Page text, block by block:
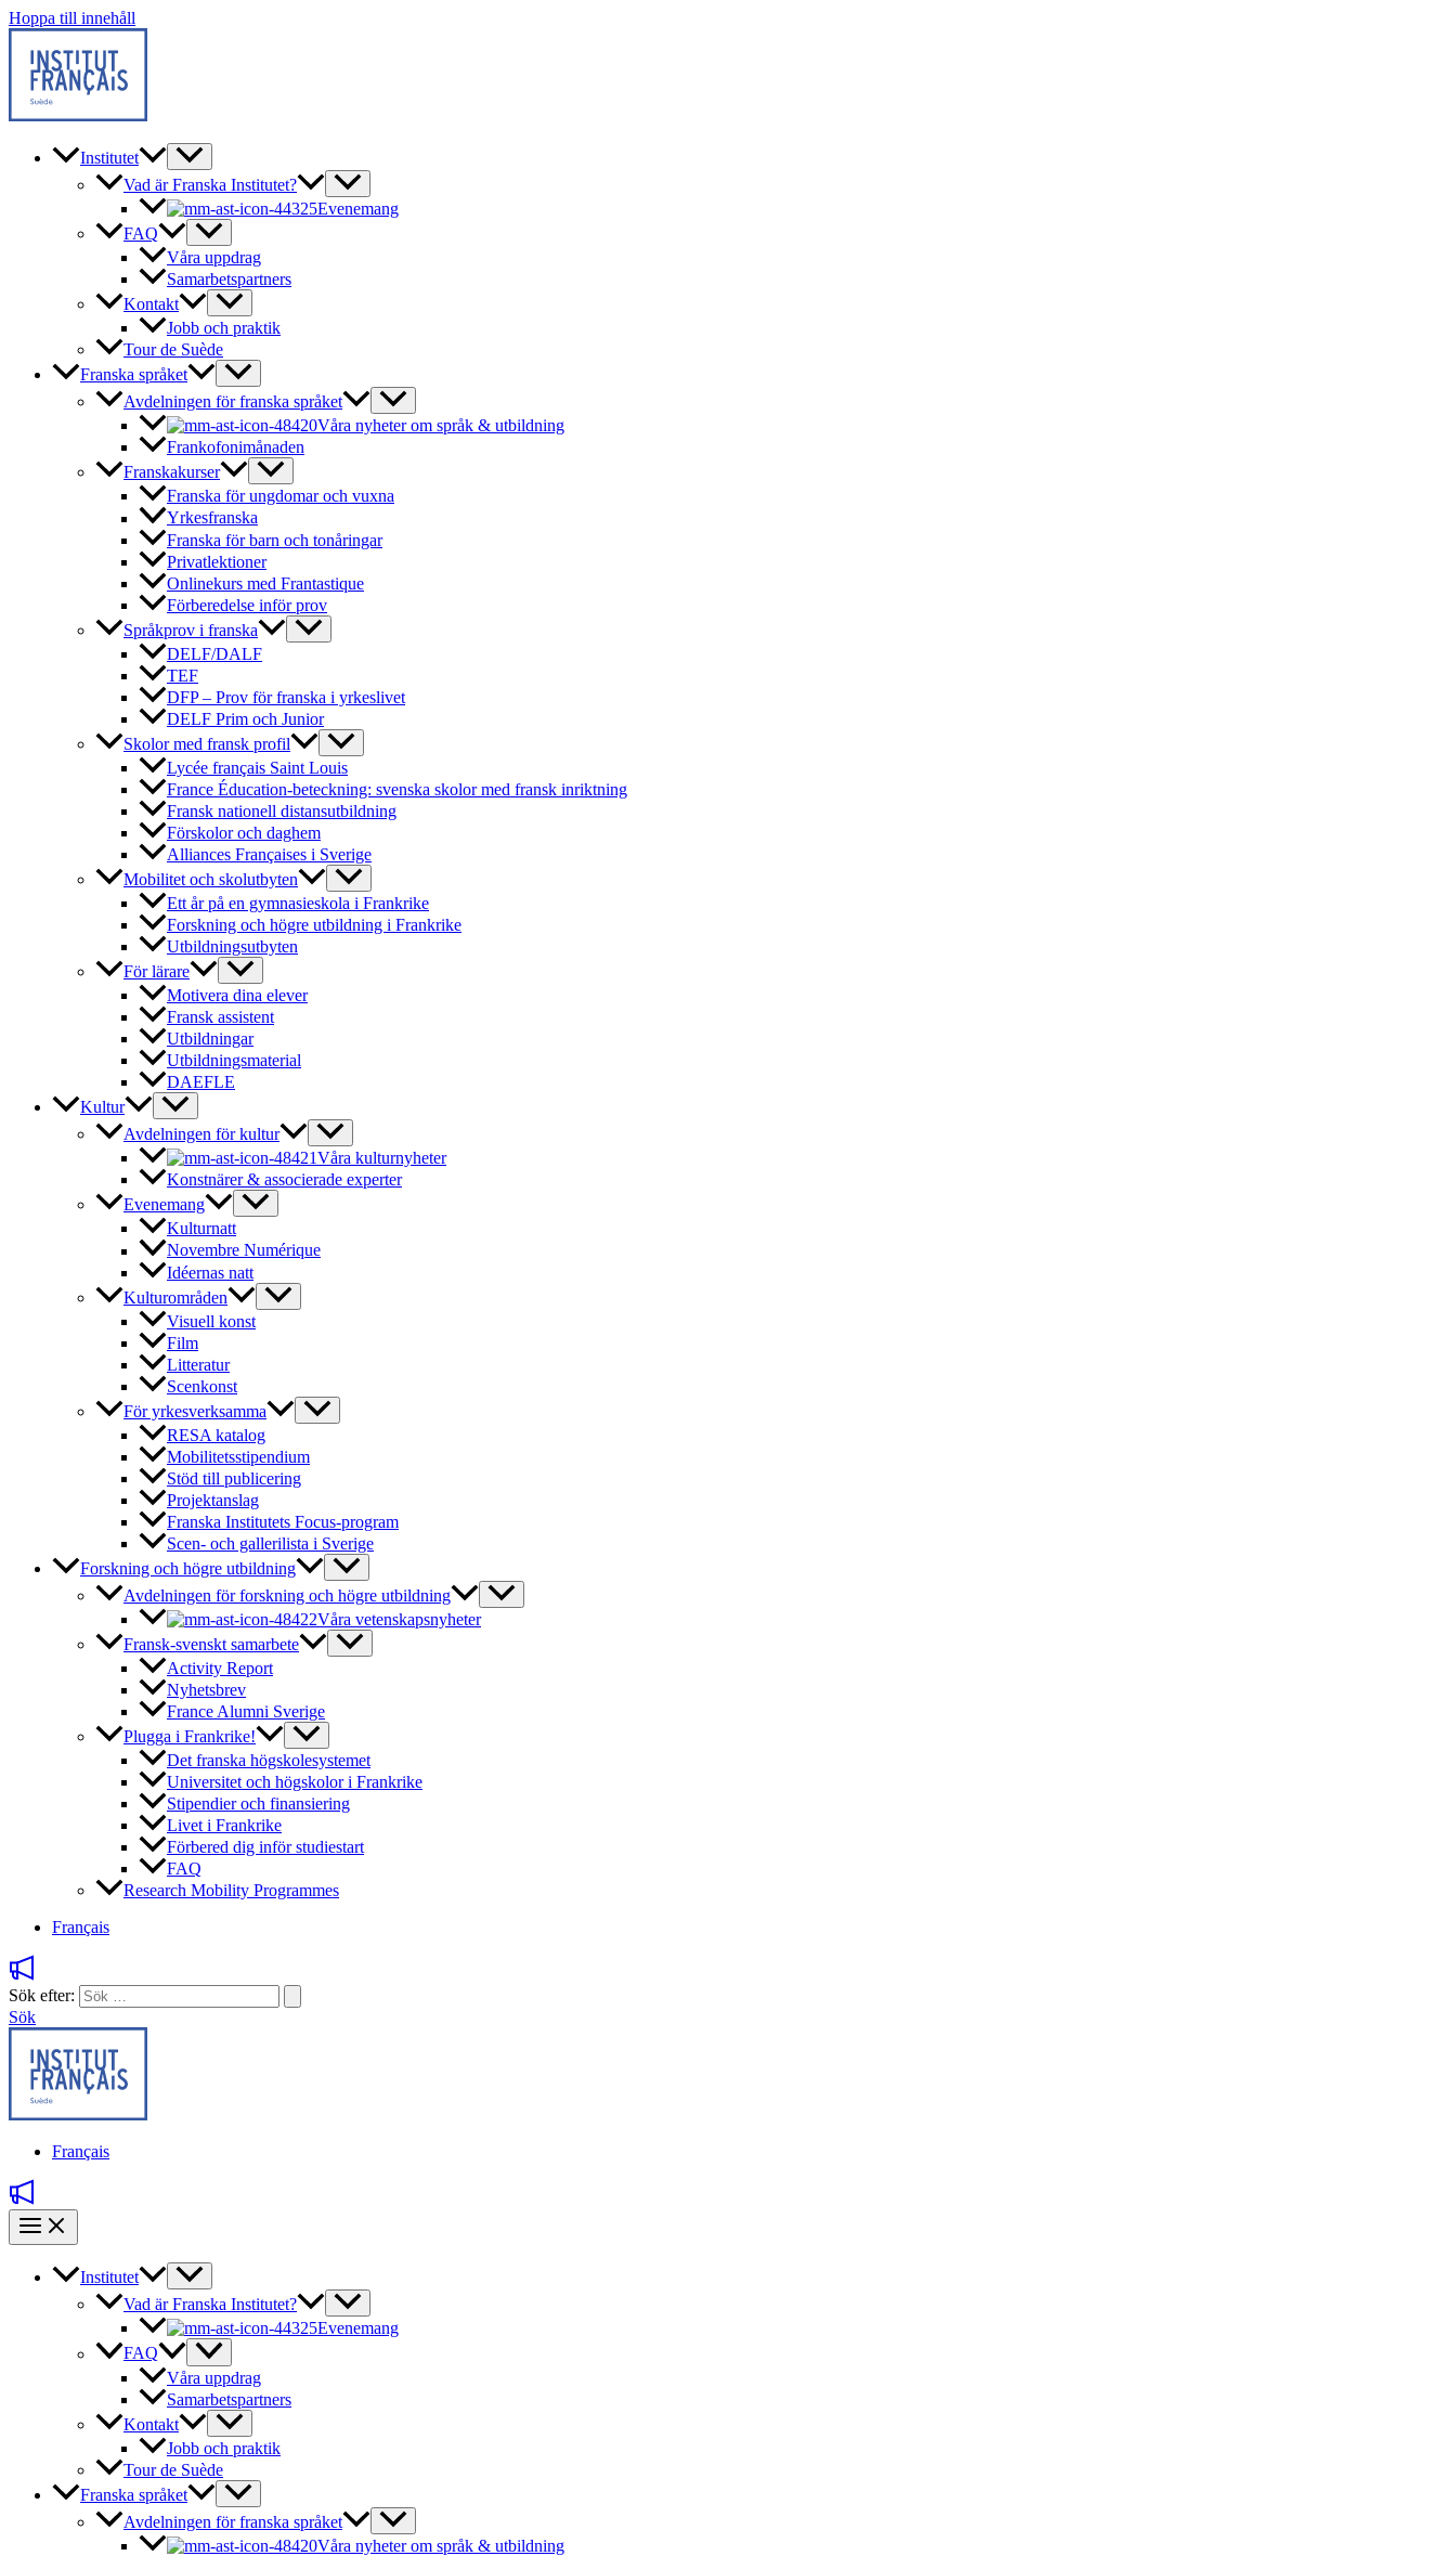
Hoppa till innehåll
Institutet
Vad är Franska Institutet?
Evenemang
FAQ
Våra uppdrag
Samarbetspartners
Kontakt
Jobb och praktik
Tour de Suède
Franska språket
Avdelningen för franska språket
Våra nyheter om språk & utbildning
Frankofonimånaden
Franskakurser
Franska för ungdomar och vuxna
Yrkesfranska
Franska för barn och tonåringar
Privatlektioner
Onlinekurs med Frantastique
Förberedelse inför prov
Språkprov i franska
DELF/DALF
TEF
DFP – Prov för franska i yrkeslivet
DELF Prim och Junior
Skolor med fransk profil
Lycée français Saint Louis
France Éducation-beteckning: svenska skolor med fransk inriktning
Fransk nationell distansutbildning
Förskolor och daghem
Alliances Françaises i Sverige
Mobilitet och skolutbyten
Ett år på en gymnasieskola i Frankrike
Forskning och högre utbildning i Frankrike
Utbildningsutbyten
För lärare
Motivera dina elever
Fransk assistent
Utbildningar
Utbildningsmaterial
DAEFLE
Kultur
Avdelningen för kultur
Våra kulturnyheter
Konstnärer & associerade experter
Evenemang
Kulturnatt
Novembre Numérique
Idéernas natt
Kulturområden
Visuell konst
Film
Litteratur
Scenkonst
För yrkesverksamma
RESA katalog
Mobilitetsstipendium
Stöd till publicering
Projektanslag
Franska Institutets Focus-program
Scen- och gallerilista i Sverige
Forskning och högre utbildning
Avdelningen för forskning och högre utbildning
Våra vetenskapsnyheter
Fransk-svenskt samarbete
Activity Report
Nyhetsbrev
France Alumni Sverige
Plugga i Frankrike!
Det franska högskolesystemet
Universitet och högskolor i Frankrike
Stipendier och finansiering
Livet i Frankrike
Förbered dig inför studiestart
FAQ
Research Mobility Programmes
Français
Sök efter:
Sök
Français
Institutet
Vad är Franska Institutet?
Evenemang
FAQ
Våra uppdrag
Samarbetspartners
Kontakt
Jobb och praktik
Tour de Suède
Franska språket
Avdelningen för franska språket
Våra nyheter om språk & utbildning